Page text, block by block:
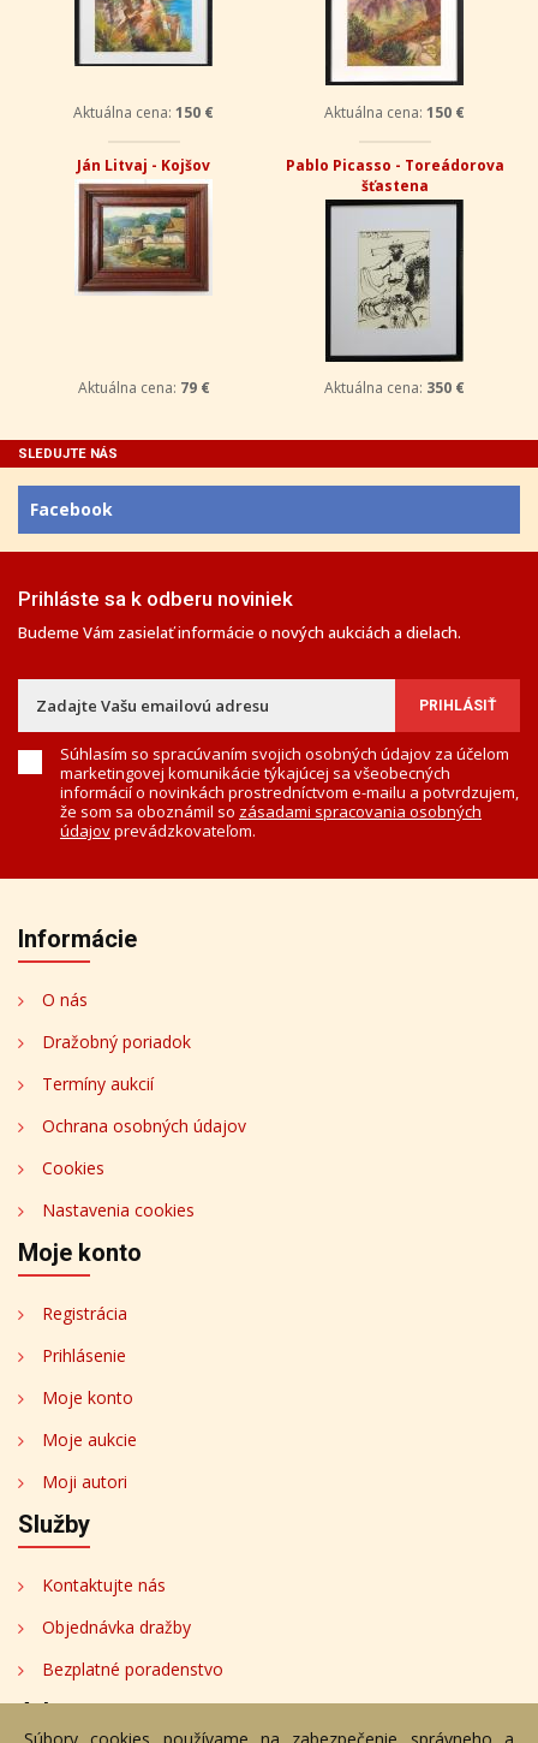
Aktuálna cena: 150 € Aktuálna cena: 150 €
Ján Litvaj - Kojšov
Aktuálna cena: 79 €
Pablo Picasso - Toreádorova
šťastena
Aktuálna cena: 350 €
SLEDUJTE NÁS
Facebook
Prihláste sa k odberu noviniek
Budeme Vám zasielať informácie o nových aukciách a dielach.
Súhlasím so spracúvaním svojich osobných údajov za účelom
marketingovej komunikácie týkajúcej sa všeobecných
informácií o novinkách prostredníctvom e-mailu a potvrdzujem,
že som sa oboznámil so zásadami spracovania osobných
údajovprevádzkovateľom.
Informácie
O nás
Dražobný poriadok
Termíny aukcií
Ochrana osobných údajov
Cookies
Nastavenia cookies
Moje konto
Registrácia
Prihlásenie
Moje konto
Moje aukcie
Moji autori
Služby
Kontaktujte nás
Objednávka dražby
Bezplatné poradenstvo
Adresa